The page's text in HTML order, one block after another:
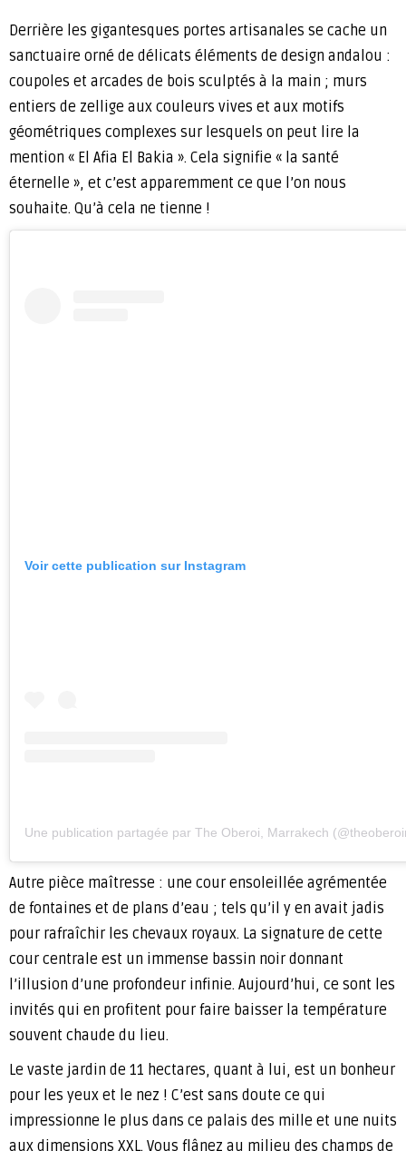
Derrière les gigantesques portes artisanales se cache un
sanctuaire orné de délicats éléments de design andalou :
coupoles et arcades de bois sculptés à la main ; murs
entiers de zellige aux couleurs vives et aux motifs
géométriques complexes sur lesquels on peut lire la
mention « El Afia El Bakia ». Cela signifie « la santé
éternelle », et c’est apparemment ce que l’on nous
souhaite. Qu’à cela ne tienne !
Voir cette publication sur Instagram
Une publication partagée par The Oberoi, Marrakech
Autre pièce maîtresse : une cour ensoleillée agrémentée
de fontaines et de plans d’eau ; tels qu’il y en avait jadis
pour rafraîchir les chevaux royaux. La signature de cette
cour centrale est un immense bassin noir donnant
l’illusion d’une profondeur infinie. Aujourd’hui, ce sont les
invités qui en profitent pour faire baisser la température
souvent chaude du lieu.
Le vaste jardin de 11 hectares, quant à lui, est un bonheur
pour les yeux et le nez ! C’est sans doute ce qui
impressionne le plus dans ce palais des mille et une nuits
aux dimensions XXL. Vous flânez au milieu des champs de